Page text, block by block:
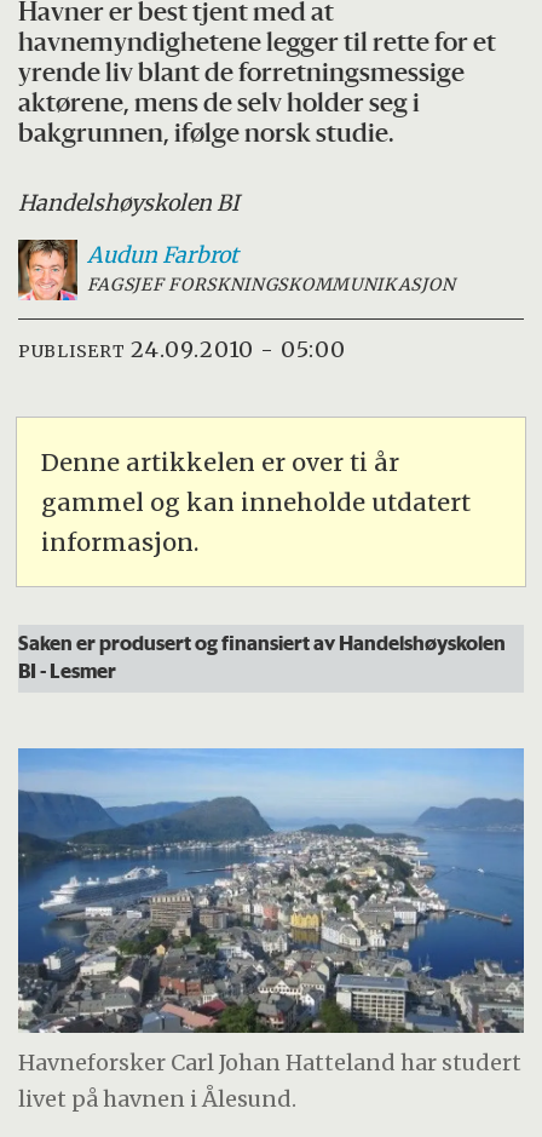
Havner er best tjent med at
havnemyndighetene legger til rette for et
yrende liv blant de forretningsmessige
aktørene, mens de selv holder seg i
bakgrunnen, ifølge norsk studie.
Handelshøyskolen BI
Audun Farbrot
FAGSJEF FORSKNINGSKOMMUNIKASJON
PUBLISERT 24.09.2010 - 05:00
Denne artikkelen er over ti år
gammel og kan inneholde utdatert
informasjon.
Saken er produsert og finansiert av Handelshøyskolen
BI -Lesmer
Havneforsker Carl Johan Hatteland har studert
livet på havnen i Ålesund.